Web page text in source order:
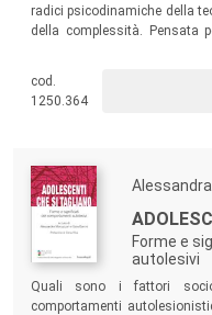
radici psicodinamiche della
della complessità. Pensata
supervisionano il
colleghe di altri
metodologici ed
cod.
1250.364
Forme e
autolesivi
Quali sono i fattori
comportamenti